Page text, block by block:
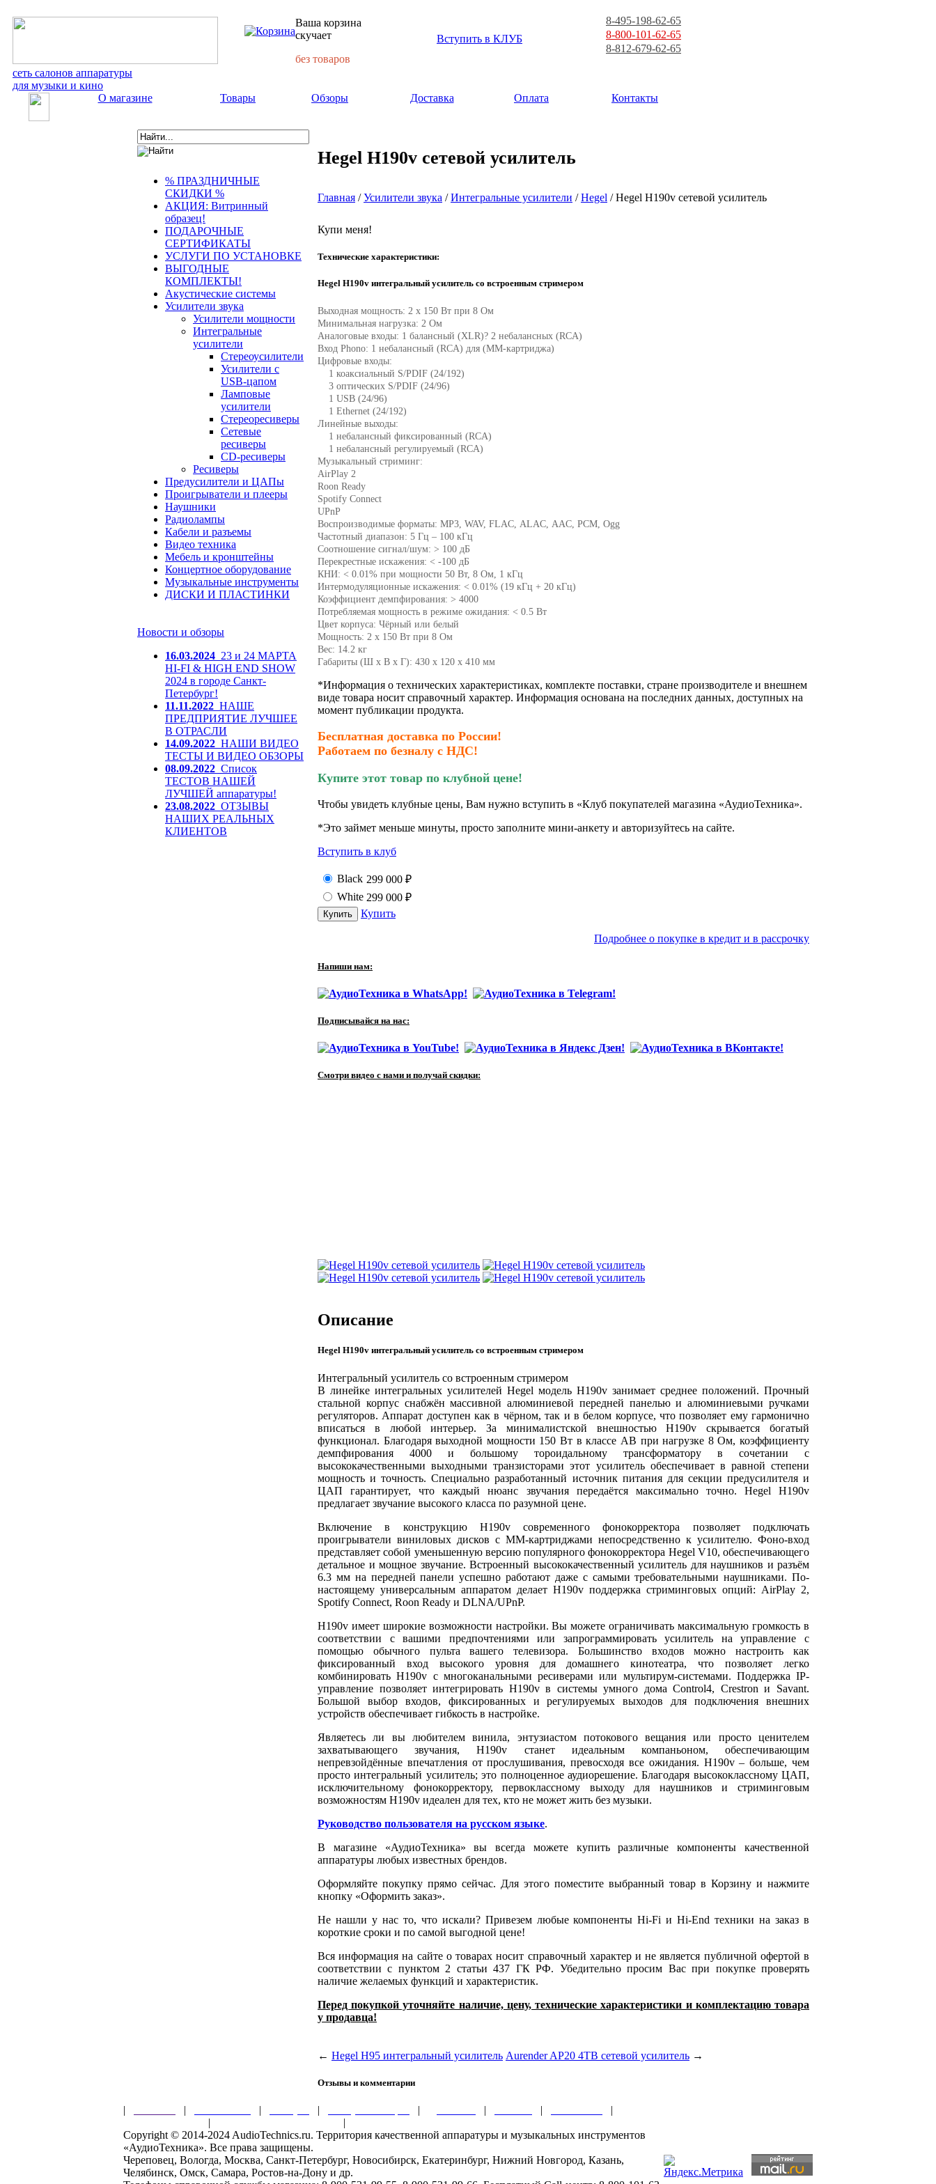
сеть салонов аппаратуры
для музыки и кино
Ваша корзина
скучает
без товаров
Вступить в КЛУБ
8-495-198-62-65
8-800-101-62-65
8-812-679-62-65
О магазине Товары Обзоры Доставка Оплата Контакты
% ПРАЗДНИЧНЫЕ
СКИДКИ %
АКЦИЯ: Витринный
образец!
ПОДАРОЧНЫЕ
СЕРТИФИКАТЫ
УСЛУГИ ПО УСТАНОВКЕ
ВЫГОДНЫЕ
КОМПЛЕКТЫ!
Акустические системы
Усилители звука
Усилители мощности
Интегральные
усилители
Стереоусилители
Усилители с
USB-цапом
Ламповые
усилители
Стереоресиверы
Сетевые
ресиверы
CD-ресиверы
Ресиверы
Предусилители и ЦАПы
Проигрыватели и плееры
Наушники
Радиолампы
Кабели и разъемы
Видео техника
Мебель и кронштейны
Концертное оборудование
Музыкальные инструменты
ДИСКИ И ПЛАСТИНКИ
Новости и обзоры
16.03.2024 23 и 24 МАРТА
HI-FI & HIGH END SHOW
2024 в городе Санкт-
Петербург!
11.11.2022 НАШЕ
ПРЕДПРИЯТИЕ ЛУЧШЕЕ
В ОТРАСЛИ
14.09.2022 НАШИ ВИДЕО
ТЕСТЫ И ВИДЕО ОБЗОРЫ
08.09.2022 Список
ТЕСТОВ НАШЕЙ
ЛУЧШЕЙ аппаратуры!
23.08.2022 ОТЗЫВЫ
НАШИХ РЕАЛЬНЫХ
КЛИЕНТОВ
Hegel H190v сетевой усилитель
Главная /Усилители звука /Интегральные усилители /Hegel / Hegel H190v сетевой усилитель
Купи меня!
Технические характеристики:
Hegel H190v интегральный усилитель со встроенным стримером
Выходная мощность: 2 x 150 Вт при 8 Ом
Минимальная нагрузка: 2 Ом
Аналоговые входы: 1 балансный (XLR)? 2 небалансных (RCA)
Вход Phono: 1 небалансный (RCA) для (ММ-картриджа)
Цифровые входы:
1 коаксиальный S/PDIF (24/192)
3 оптических S/PDIF (24/96)
1 USB (24/96)
1 Ethernet (24/192)
Линейные выходы:
1 небалансный фиксированный (RCA)
1 небалансный регулируемый (RCA)
Музыкальный стриминг:
AirPlay 2
Roon Ready
Spotify Connect
UPnP
Воспроизводимые форматы: MP3, WAV, FLAC, ALAC, AAC, PCM, Ogg
Частотный диапазон: 5 Гц – 100 кГц
Соотношение сигнал/шум: > 100 дБ
Перекрестные искажения: < -100 дБ
КНИ: < 0.01% при мощности 50 Вт, 8 Ом, 1 кГц
Интермодуляционные искажения: < 0.01% (19 кГц + 20 кГц)
Коэффициент демпфирования: > 4000
Потребляемая мощность в режиме ожидания: < 0.5 Вт
Цвет корпуса: Чёрный или белый
Мощность: 2 x 150 Вт при 8 Ом
Вес: 14.2 кг
Габариты (Ш х В х Г): 430 x 120 x 410 мм
*Информация о технических характеристиках, комплекте поставки, стране производителе и внешнем
виде товара носит справочный характер. Информация основана на последних данных, доступных на
момент публикации продукта.
Бесплатная доставка по России!
Работаем по безналу с НДС!
Купите этот товар по клубной цене!
Чтобы увидеть клубные цены, Вам нужно вступить в «Клуб покупателей магазина «АудиоТехника».
*Это займет меньше минуты, просто заполните мини-анкету и авторизуйтесь на сайте.
Вступить в клуб
Black 299 000 ₽
White 299 000 ₽
Купить
Подробнее о покупке в кредит и в рассрочку
Напиши нам:
Подписывайся на нас:
Смотри видео с нами и получай скидки:
Описание
Hegel H190v интегральный усилитель со встроенным стримером
Интегральный усилитель со встроенным стримером
В линейке интегральных усилителей Hegel модель H190v занимает среднее положений. Прочный
стальной корпус снабжён массивной алюминиевой передней панелью и алюминиевыми ручками
регуляторов. Аппарат доступен как в чёрном, так и в белом корпусе, что позволяет ему гармонично
вписаться в любой интерьер. За минималистской внешностью H190v скрывается богатый
функционал. Благодаря выходной мощности 150 Вт в классе AB при нагрузке 8 Ом, коэффициенту
демпфирования 4000 и большому тороидальному трансформатору в сочетании с
высококачественными выходными транзисторами этот усилитель обеспечивает в равной степени
мощность и точность. Специально разработанный источник питания для секции предусилителя и
ЦАП гарантирует, что каждый нюанс звучания передаётся максимально точно. Hegel H190v
предлагает звучание высокого класса по разумной цене.
Включение в конструкцию H190v современного фонокорректора позволяет подключать
проигрыватели виниловых дисков с MM-картриджами непосредственно к усилителю. Фоно-вход
представляет собой уменьшенную версию популярного фонокорректора Hegel V10, обеспечивающего
детальное и мощное звучание. Встроенный высококачественный усилитель для наушников и разъём
6.3 мм на передней панели успешно работают даже с самыми требовательными наушниками. По-
настоящему универсальным аппаратом делает H190v поддержка стриминговых опций: AirPlay 2,
Spotify Connect, Roon Ready и DLNA/UPnP.
H190v имеет широкие возможности настройки. Вы можете ограничивать максимальную громкость в
соответствии с вашими предпочтениями или запрограммировать усилитель на управление с
помощью обычного пульта вашего телевизора. Большинство входов можно настроить как
фиксированный вход высокого уровня для домашнего кинотеатра, что позволяет легко
комбинировать H190v с многоканальными ресиверами или мультирум-системами. Поддержка IP-
управление позволяет интегрировать H190v в системы умного дома Control4, Crestron и Savant.
Большой выбор входов, фиксированных и регулируемых выходов для подключения внешних
устройств обеспечивает гибкость в настройке.
Являетесь ли вы любителем винила, энтузиастом потокового вещания или просто ценителем
захватывающего звучания, H190v станет идеальным компаньоном, обеспечивающим
непревзойдённые впечатления от прослушивания, превосходя все ожидания. H190v – больше, чем
просто интегральный усилитель; это полноценное аудиорешение. Благодаря высококлассному ЦАП,
исключительному фонокорректору, первоклассному выходу для наушников и стриминговым
возможностям H190v идеален для тех, кто не может жить без музыки.
Руководство пользователя на русском языке.
В магазине «АудиоТехника» вы всегда можете купить различные компоненты качественной
аппаратуры любых известных брендов.
Оформляйте покупку прямо сейчас. Для этого поместите выбранный товар в Корзину и нажмите
кнопку «Оформить заказ».
Не нашли у нас то, что искали? Привезем любые компоненты Hi-Fi и Hi-End техники на заказ в
короткие сроки и по самой выгодной цене!
Вся информация на сайте о товарах носит справочный характер и не является публичной офертой в
соответствии с пунктом 2 статьи 437 ГК РФ. Убедительно просим Вас при покупке проверять
наличие желаемых функций и характеристик.
Перед покупкой уточняйте наличие, цену, технические характеристики и комплектацию товара
у продавца!
← Hegel H95 интегральный усилитель Aurender AP20 4TB сетевой усилитель →
Отзывы и комментарии
| | | | | | |
|
|
|
Copyright © 2014-2024 AudioTechnics.ru. Территория качественной аппаратуры и музыкальных инструментов
«АудиоТехника». Все права защищены.
Череповец, Вологда, Москва, Санкт-Петербург, Новосибирск, Екатеринбург, Нижний Новгород, Казань,
Челябинск, Омск, Самара, Ростов-на-Дону и др.